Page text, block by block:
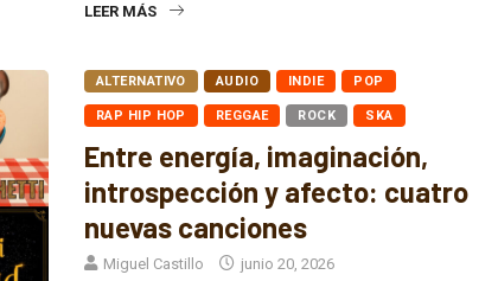
LEER MÁS
ALTERNATIVO AUDIO INDIE POP
RAP HIP HOP REGGAE ROCK SKA
Entre energía, imaginación,
introspección y afecto: cuatro
nuevas canciones
Miguel Castillo junio 20, 2026